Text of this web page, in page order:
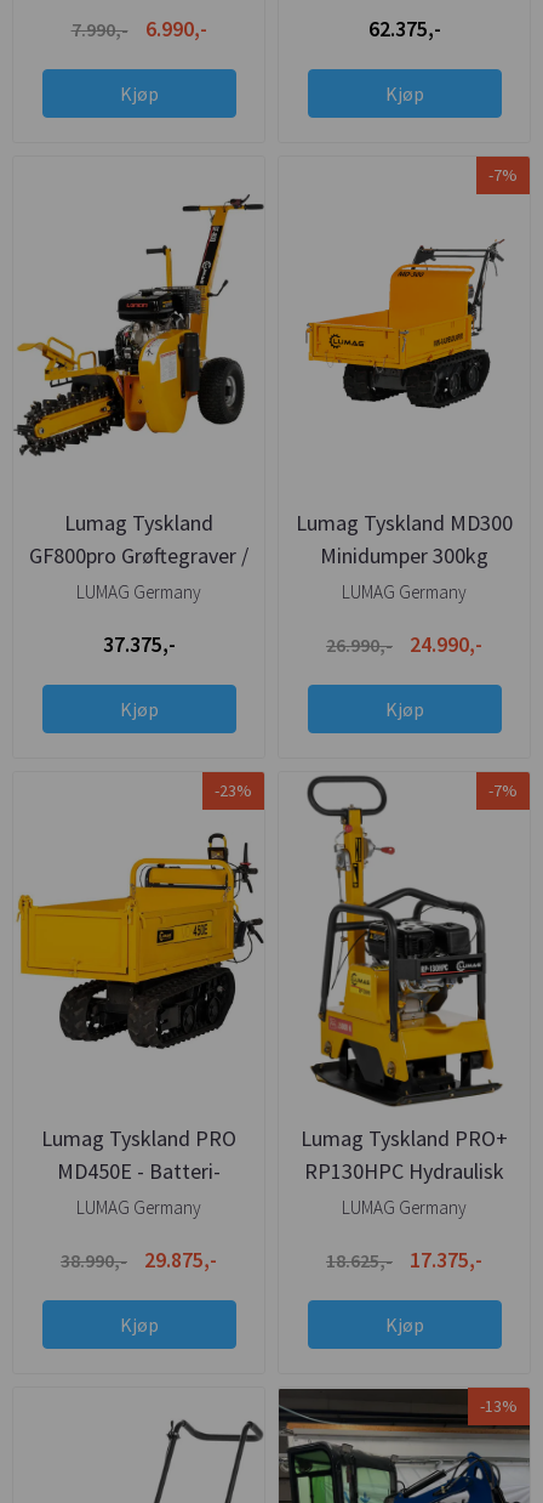
7.990,- 6.990,-
Kjøp
62.375,-
Kjøp
Lumag Tyskland
GF800pro Grøftegraver /
Kjedegraver 600mm
LUMAG Germany
37.375,-
Kjøp
-7%
Lumag Tyskland MD300
Minidumper 300kg
Manuell Tipp
LUMAG Germany
26.990,- 24.990,-
Kjøp
-23%
Lumag Tyskland PRO
MD450E - Batteri-
elektrisk Dumper 450kg
LUMAG Germany
38.990,- 29.875,-
Kjøp
-7%
Lumag Tyskland PRO+
RP130HPC Hydraulisk
revers 130kg
LUMAG Germany
18.625,- 17.375,-
Kjøp
-13%